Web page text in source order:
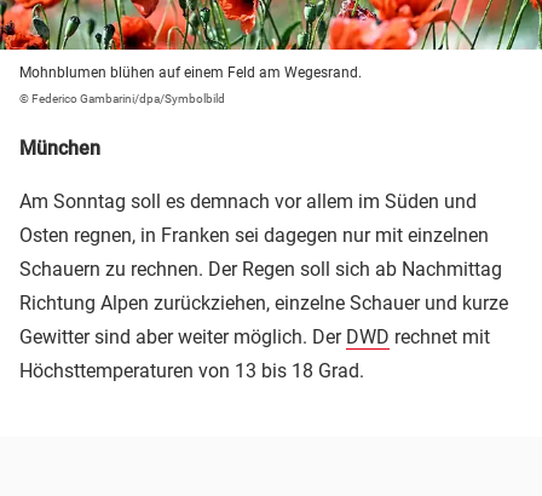
Mohnblumen blühen auf einem Feld am Wegesrand.
© Federico Gambarini/dpa/Symbolbild
München
Am Sonntag soll es demnach vor allem im Süden und
Osten regnen, in Franken sei dagegen nur mit einzelnen
Schauern zu rechnen. Der Regen soll sich ab Nachmittag
Richtung Alpen zurückziehen, einzelne Schauer und kurze
Gewitter sind aber weiter möglich. Der DWD rechnet mit
Höchsttemperaturen von 13 bis 18 Grad.